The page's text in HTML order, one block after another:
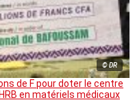
© DR
de F pour doter le centre
en matériels médicaux